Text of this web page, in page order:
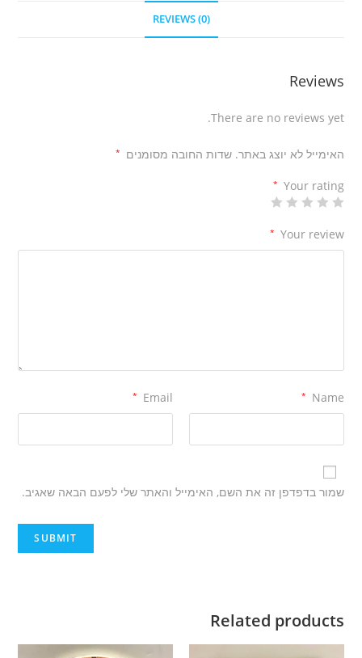
REVIEWS (0)
Reviews
There are no reviews yet.
האימייל לא יוצג באתר. שדות החובה מסומנים *
Your rating
*
Your review
*
Name
*
Email
*
שמור בדפדפן זה את השם, האימייל והאתר שלי לפעם הבאה שאגיב.
Related products